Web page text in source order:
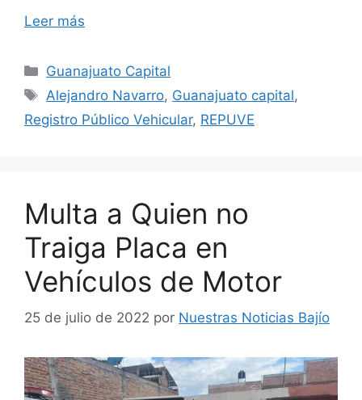
Leer más
Categorías
Guanajuato Capital
Etiquetas
Alejandro Navarro, Guanajuato capital,
Registro Público Vehicular, REPUVE
Multa a Quien no
Traiga Placa en
Vehículos de Motor
25 de julio de 2022 por Nuestras Noticias Bajío